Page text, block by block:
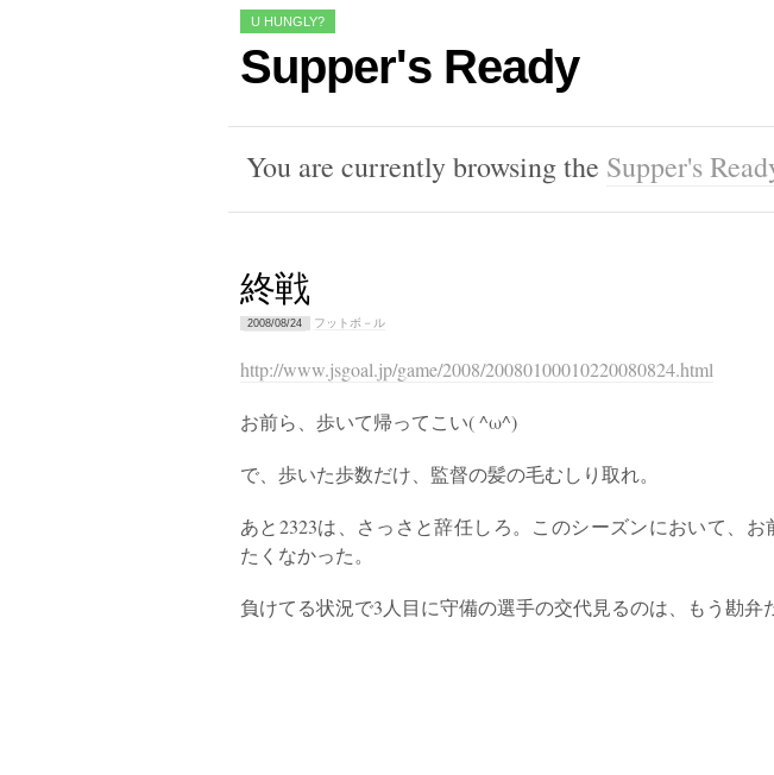
U HUNGLY?
Supper's Ready
You are currently browsing the Supper's
終戦
2008/08/24 フットボ－ル
http://www.jsgoal.jp/game/2008/20080100010220080824.html
お前ら、歩いて帰ってこい( ^ω^)
で、歩いた歩数だけ、監督の髪の毛むしり取れ。
あと2323は、さっさと辞任しろ。このシーズンにおいて、お
たくなかった。
負けてる状況で3人目に守備の選手の交代見るのは、もう勘弁